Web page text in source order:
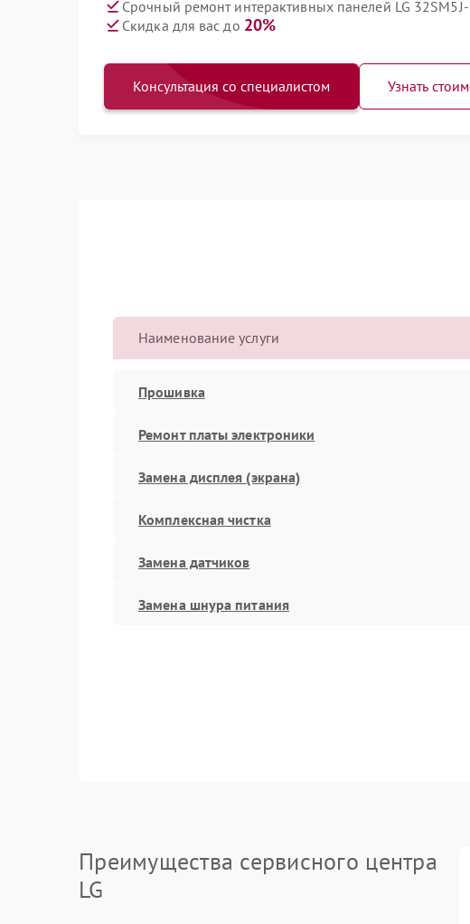
Срочный ремонт интерактивных панелей LG 32SM5J-
Скидка для вас до 20%
Консультация со специалистом Узнать
Наименование услуги
Прошивка
Ремонт платы электроники
Замена дисплея (экрана)
Комплексная чистка
Замена датчиков
Замена шнура питания
Преимущества сервисного центра
LG